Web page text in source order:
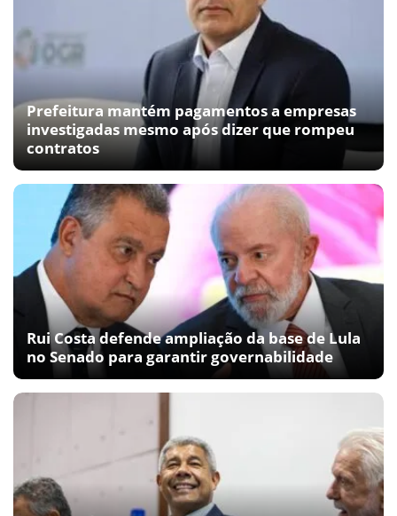
Prefeitura mantém pagamentos a empresas
investigadas mesmo após dizer que rompeu
contratos
Rui Costa defende ampliação da base de Lula
no Senado para garantir governabilidade